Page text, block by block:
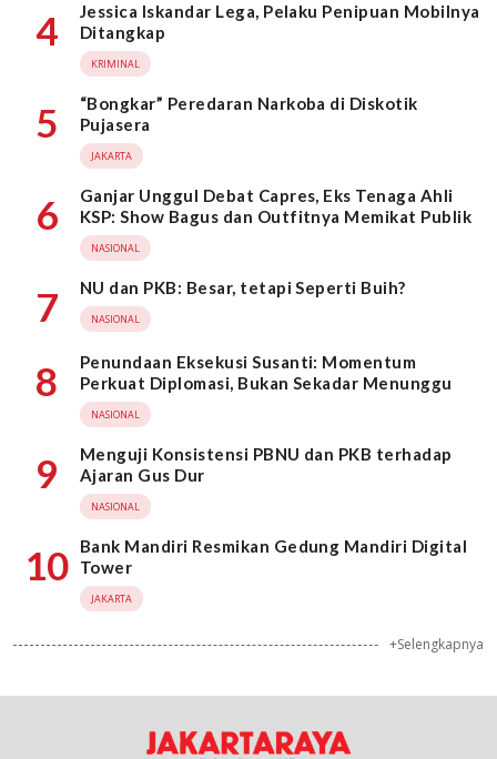
4
Jessica Iskandar Lega, Pelaku Penipuan Mobilnya
Ditangkap
KRIMINAL
5
“Bongkar” Peredaran Narkoba di Diskotik
Pujasera
JAKARTA
6
Ganjar Unggul Debat Capres, Eks Tenaga Ahli
KSP: Show Bagus dan Outfitnya Memikat Publik
NASIONAL
7 NU dan PKB: Besar, tetapi Seperti Buih?
NASIONAL
8
Penundaan Eksekusi Susanti: Momentum
Perkuat Diplomasi, Bukan Sekadar Menunggu
NASIONAL
9
Menguji Konsistensi PBNU dan PKB terhadap
Ajaran Gus Dur
NASIONAL
10
Bank Mandiri Resmikan Gedung Mandiri Digital
Tower
JAKARTA
+Selengkapnya